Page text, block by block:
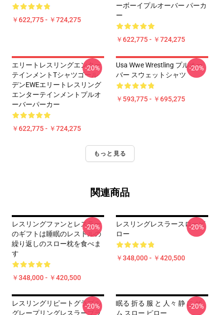
￥622,775 - ￥724,275
ーボーイプルオーバー パーカ
ー
￥622,775 - ￥724,275
エリートレスリングエンター
テインメントTシャツゴール
デンEWEエリートレスリング
エンターテインメントプルオ
ーバーパーカー
￥622,775 - ￥724,275
-20%
Usa Wwe Wrestling プルオー
バー スウェットシャツ
￥593,775 - ￥695,275
-20%
もっと見る
関連商品
レスリングファンとレスラー
のギフトは睡眠のレストルの
繰り返しのスロー枕を食べま
す
￥348,000 - ￥420,500
-20%
レスリングレスラースローピ
ロー
￥348,000 - ￥420,500
-20%
レスリングリピートグラプル
グレープリングレスラーブラ
-20%
眠る 折る 服 と 人々 静 に ザ
ム スロー ピロー
-20%